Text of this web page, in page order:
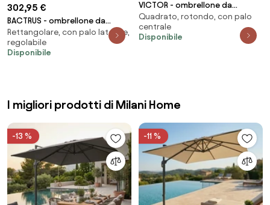
302,95 €
BACTRUS - ombrellone da
giardino decentrato 3 x 4 m
Rettangolare, con palo laterale,
regolabile
Disponibile
VICTOR - ombrellone da
giardino palo centrale 3 x 4 m
Quadrato, rotondo, con palo
centrale
Disponibile
I migliori prodotti di Milani Home
-13 % -11 %